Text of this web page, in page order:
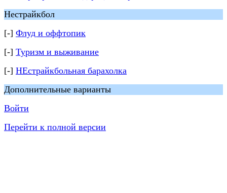
Нестрайкбол
[-] Флуд и оффтопик
[-] Туризм и выживание
[-] НЕстрайкбольная барахолка
Дополнительные варианты
Войти
Перейти к полной версии